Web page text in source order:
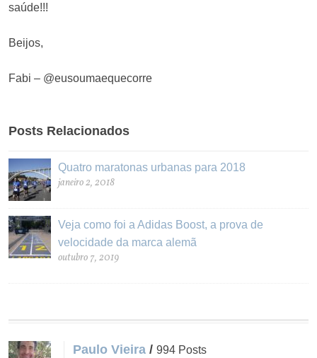
saúde!!!
Beijos,
Fabi – @eusoumaequecorre
Posts Relacionados
Quatro maratonas urbanas para 2018
janeiro 2, 2018
Veja como foi a Adidas Boost, a prova de
velocidade da marca alemã
outubro 7, 2019
Paulo Vieira /994 Posts